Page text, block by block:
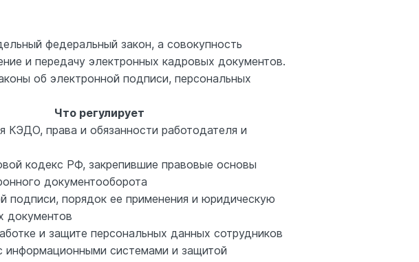
федеральный закон, а совокупность
и передачу электронных кадровых документов.
об электронной подписи, персональных
Что регулирует
КЭДО, права и обязанности работодателя и
кодекс РФ, закрепившие правовые основы
документооборота
подписи, порядок ее применения и юридическую
документов
и защите персональных данных сотрудников
информационными системами и защитой